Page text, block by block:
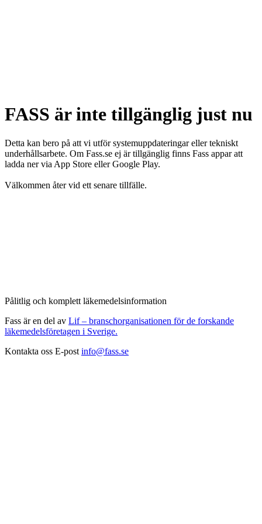
FASS är inte tillgänglig just nu
Detta kan bero på att vi utför systemuppdateringar eller tekniskt
underhållsarbete. Om Fass.se ej är tillgänglig finns Fass appar att
ladda ner via App Store eller Google Play.
Välkommen åter vid ett senare tillfälle.
Pålitlig och komplett läkemedelsinformation
Fass är en del av Lif – branschorganisationen för de forskande
läkemedelsföretagen i Sverige.
Kontakta oss E-post info@fass.se